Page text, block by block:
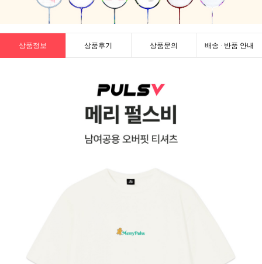
상품정보 상품후기 상품문의 배송 · 반품 안내